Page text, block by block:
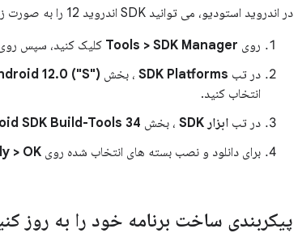
در اندروید استودیو، می توانید SDK اندروید 12 را به صورت زیر نصب کنید:
روی Tools > SDK Manager کلیک کنید، سپس
در تب SDK Platforms ، بخش 12.0 ("S")
انتخاب کنید.
در تب ابزار SDK ، بخش SDK Build-Tools 34
برای دانلود و نصب بسته های انتخاب شده روی > OK
پیکربندی ساخت برنامه خود را به روز